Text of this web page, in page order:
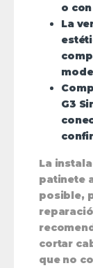
o
La
G3
La
patinete
posible,
cortar
que no